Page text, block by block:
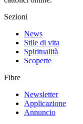
Sezioni
News
Stile di vita
Spiritualità
Scoperte
Fibre
Newsletter
Applicazione
Annuncio